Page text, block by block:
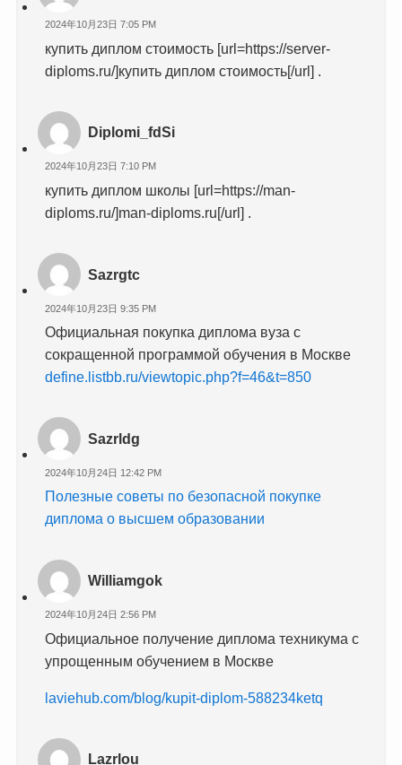
2024年10月23日 7:05 PM
купить диплом стоимость [url=https://server-
diploms.ru/]купить диплом стоимость[/url] .
Diplomi_fdSi
2024年10月23日 7:10 PM
купить диплом школы [url=https://man-
diploms.ru/]man-diploms.ru[/url] .
Sazrgtc
2024年10月23日 9:35 PM
Официальная покупка диплома вуза с
сокращенной программой обучения в Москве
define.listbb.ru/viewtopic.php?f=46&t=850
Sazrldg
2024年10月24日 12:42 PM
Полезные советы по безопасной покупке
диплома о высшем образовании
Williamgok
2024年10月24日 2:56 PM
Официальное получение диплома техникума с
упрощенным обучением в Москве
laviehub.com/blog/kupit-diplom-588234ketq
Lazrlou